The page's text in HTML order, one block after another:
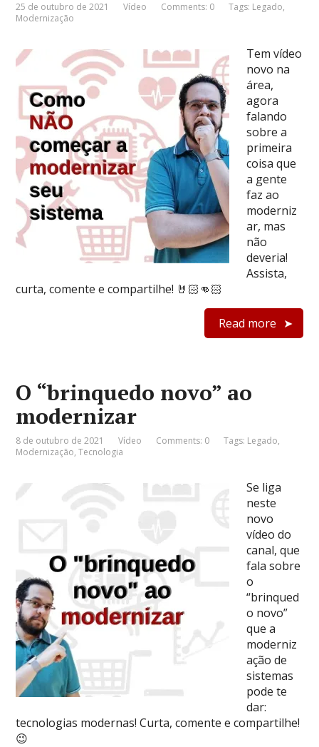
25 de outubro de 2021 Vídeo Comments: 0 Tags: Legado,
Modernização
Tem vídeo
novo na
área,
agora
falando
sobre a
primeira
coisa que
a gente
faz ao
moderniz
ar, mas
não
deveria!
Assista,
curta, comente e compartilhe! 🤘🏻👊🏻
Read more
O “brinquedo novo” ao
modernizar
8 de outubro de 2021 Vídeo Comments: 0 Tags: Legado,
Modernização,Tecnologia
Se liga
neste
novo
vídeo do
canal, que
fala sobre
o
“brinqued
o novo”
que a
moderniz
ação de
sistemas
pode te
dar:
tecnologias modernas! Curta, comente e compartilhe!
😉